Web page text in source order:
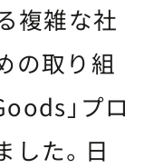
複雑な社
の取り組
」プロ
した。日